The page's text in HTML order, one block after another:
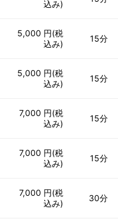
込み)
5,000 円(税
込み)
15分
5,000 円(税
込み)
15分
7,000 円(税
込み)
15分
7,000 円(税
込み)
15分
7,000 円(税
込み)
30分